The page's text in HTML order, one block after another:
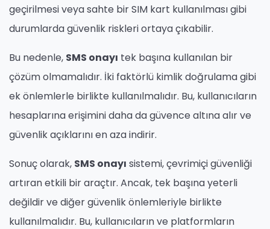
geçirilmesi veya sahte bir SIM kart kullanılması gibi
durumlarda güvenlik riskleri ortaya çıkabilir.
Bu nedenle, SMS onayı tek başına kullanılan bir
çözüm olmamalıdır. İki faktörlü kimlik doğrulama gibi
ek önlemlerle birlikte kullanılmalıdır. Bu, kullanıcıların
hesaplarına erişimini daha da güvence altına alır ve
güvenlik açıklarını en aza indirir.
Sonuç olarak, SMS onayı sistemi, çevrimiçi güvenliği
artıran etkili bir araçtır. Ancak, tek başına yeterli
değildir ve diğer güvenlik önlemleriyle birlikte
kullanılmalıdır. Bu, kullanıcıların ve platformların